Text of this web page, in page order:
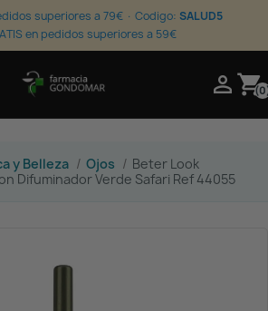
superiores a 79€ · Codigo: SALUD5
en pedidos superiores a 59€
 shopping_cart
y Belleza Ojos
Beter Look
Difuminador Verde Safari Ref 44055